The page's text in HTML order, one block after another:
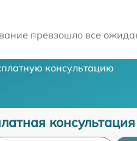
превзошло все
консультацию